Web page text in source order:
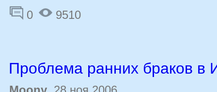
0
9510
Проблема ранних браков в